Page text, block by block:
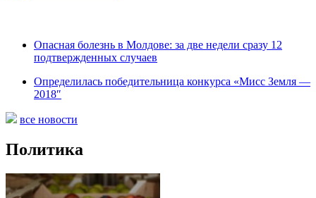
Опасная болезнь в Молдове: за две недели сразу 12
подтвержденных случаев
Определилась победительница конкурса «Мисс Земля —
2018″
все новости
Политика